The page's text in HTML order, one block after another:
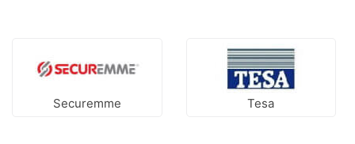
Securemme Tesa